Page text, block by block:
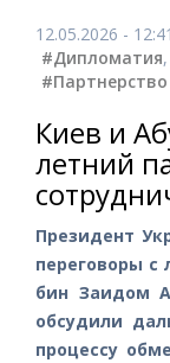
12.05.2026 - 12:41
#Дипломатия,
#Партнерство
Киев и
летний
Президент
переговоры
бин Заидом
обсудили
процессу